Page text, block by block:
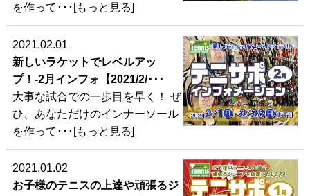
を作って･･･[もっと見る]
2021.02.01
新しいラケットでレベルアッ
プ！-2月インフォ【2021/2/･･･
大事な試合での一歩目を早く！ ぜ
ひ、あなただけのインナーソール
を作って･･･[もっと見る]
2021.01.02
お子様のテニスの上達や頑張るジ